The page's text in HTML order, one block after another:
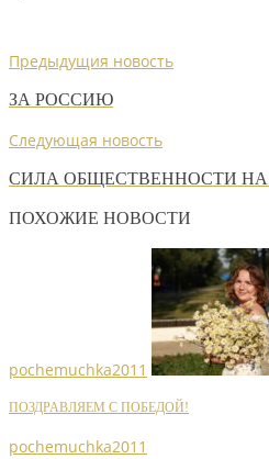
Предыдущия новость
ЗА РОССИЮ
Следующая новость
СИЛА ОБЩЕСТВЕННОСТИ
ПОХОЖИЕ НОВОСТИ
pochemuchka2011
ПОЗДРАВЛЯЕМ С ПОБЕДОЙ!
pochemuchka2011